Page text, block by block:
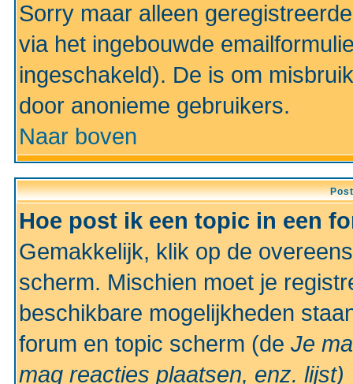
Sorry maar alleen
via het ingebouwde
ingeschakeld). De is om
door anonieme gebruikers.
Naar boven
Hoe post ik een topic in een
Gemakkelijk, klik op de
scherm. Mischien moet je
beschikbare mogelijkheden
forum en topic scherm (de Je
mag reacties plaatsen, enz. lijst)